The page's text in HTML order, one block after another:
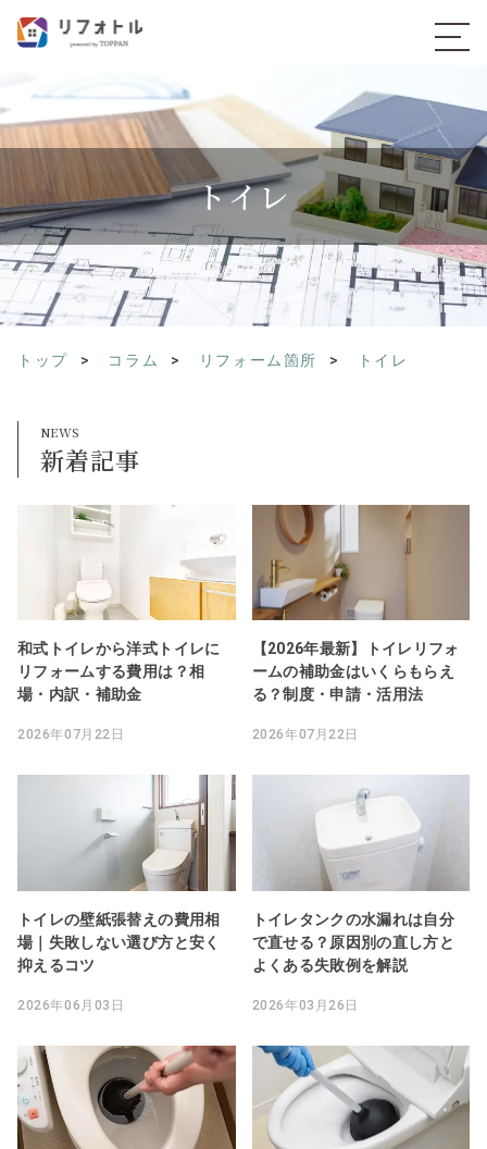
トイレ
トップ コラム リフォーム箇所 トイレ
新着記事
和式トイレから洋式トイレに
リフォームする費用は？相
場・内訳・補助金
2026年07月22日
【2026年最新】トイレリフォ
ームの補助金はいくらもらえ
る？制度・申請・活用法
2026年07月22日
トイレの壁紙張替えの費用相
場｜失敗しない選び方と安く
抑えるコツ
2026年06月03日
トイレタンクの水漏れは自分
で直せる？原因別の直し方と
よくある失敗例を解説
2026年03月26日